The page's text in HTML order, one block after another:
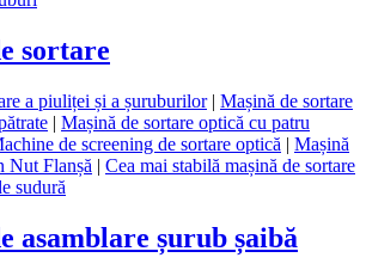
sortare
a piuliței și a șuruburilor| Mașină de sortare
| Mașină de sortare optică cu patru
de screening de sortare optică | Mașină
Nut Flanșă | Cea mai stabilă mașină de sortare
sudură
asamblare șurub șaibă